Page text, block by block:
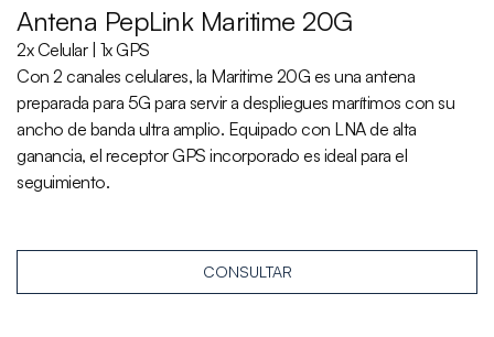
Antena PepLink Maritime 20G
2x Celular | 1x GPS
Con 2 canales celulares, la Maritime 20G es una antena
preparada para 5G para servir a despliegues marítimos con su
ancho de banda ultra amplio. Equipado con LNA de alta
ganancia, el receptor GPS incorporado es ideal para el
seguimiento.
CONSULTAR